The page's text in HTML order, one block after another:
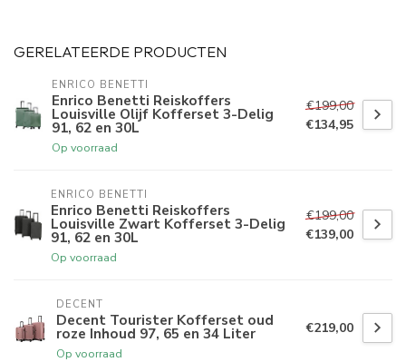
GERELATEERDE PRODUCTEN
ENRICO BENETTI
Enrico Benetti Reiskoffers
Louisville Olijf Kofferset 3-Delig
91, 62 en 30L
Op voorraad
€199,00
€134,95
ENRICO BENETTI
Enrico Benetti Reiskoffers
Louisville Zwart Kofferset 3-Delig
91, 62 en 30L
Op voorraad
€199,00
€139,00
DECENT
Decent Tourister Kofferset oud
roze Inhoud 97, 65 en 34 Liter
Op voorraad
€219,00